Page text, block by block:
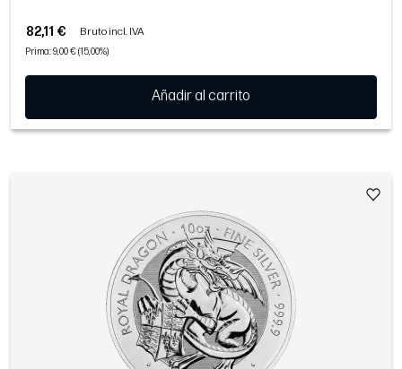
82,11 € Bruto incl. IVA
Prima: 9,00 € (15,00%)
Añadir al carrito